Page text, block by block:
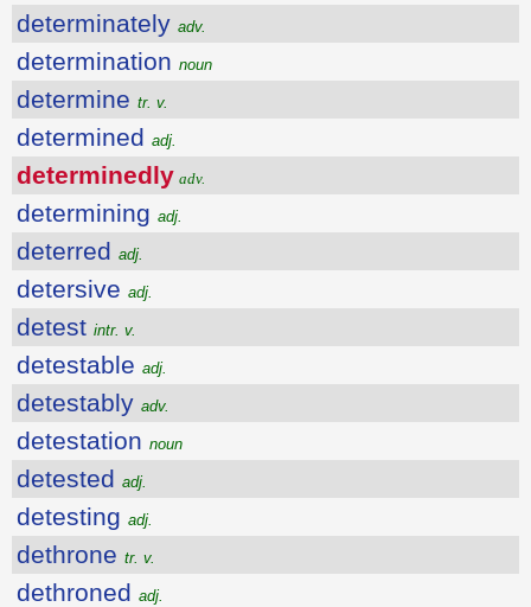
determinately adv.
determination noun
determine tr. v.
determined adj.
determinedly adv.
determining adj.
deterred adj.
detersive adj.
detest intr. v.
detestable adj.
detestably adv.
detestation noun
detested adj.
detesting adj.
dethrone tr. v.
dethroned adj.